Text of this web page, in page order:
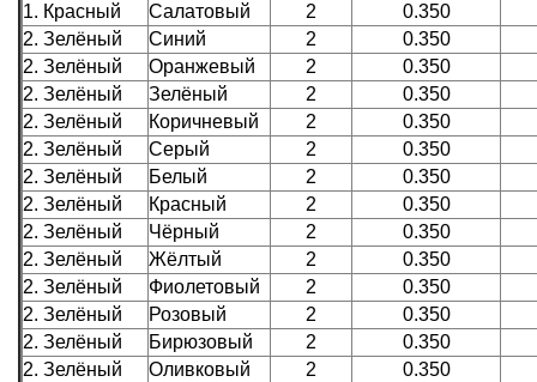
1. Красный
Салатовый 2
0.350
2. Зелёный
Синий 2
0.350
2. Зелёный
Оранжевый 2
0.350
2. Зелёный
Зелёный 2
0.350
2. Зелёный
Коричневый 2
0.350
2. Зелёный
Серый 2
0.350
2. Зелёный
Белый 2
0.350
2. Зелёный
Красный 2
0.350
2. Зелёный
Чёрный 2
0.350
2. Зелёный
Жёлтый 2
0.350
2. Зелёный
Фиолетовый 2
0.350
2. Зелёный
Розовый 2
0.350
2. Зелёный
Бирюзовый 2
0.350
2. Зелёный
Оливковый 2
0.350